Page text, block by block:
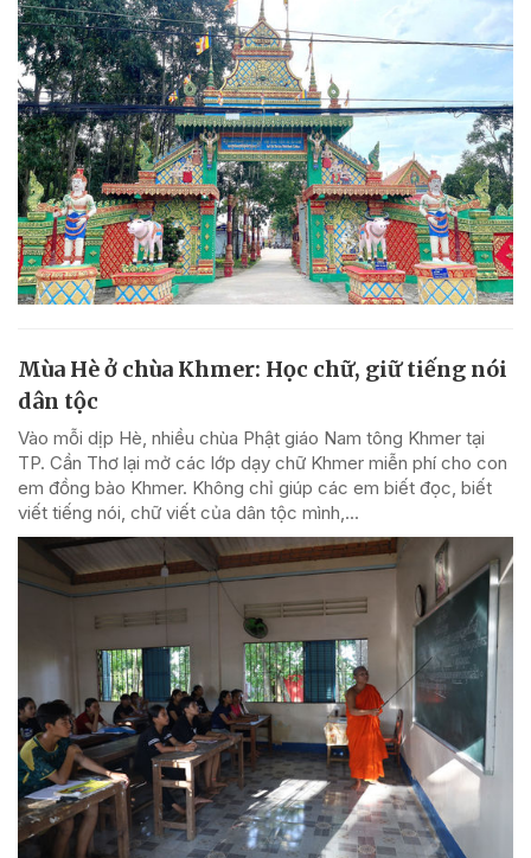
Mùa Hè ở chùa Khmer: Học chữ, giữ tiếng nói
dân tộc
Vào mỗi dịp Hè, nhiều chùa Phật giáo Nam tông Khmer tại
TP. Cần Thơ lại mở các lớp dạy chữ Khmer miễn phí cho con
em đồng bào Khmer. Không chỉ giúp các em biết đọc, biết
viết tiếng nói, chữ viết của dân tộc mình,...